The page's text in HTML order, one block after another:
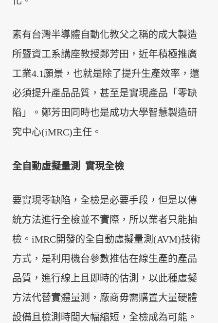
素有台灣半導體自動化教父之稱的成大製造
所暨資工系講座教授鄭芳田，近年積極推廣
工業4.1願景，也就是除了提升生產效率，還
必須提升產品品質，甚至是實現產品「零缺
陷」。鄭芳田同時也是成功大學智慧製造研
究中心(iMRC)主任。
全自動虛擬量測 實現全檢
要實現零缺陷，全檢是必要手段，但是以傳
統方法進行全檢並不實際，所以業者只能抽
檢。iMRC開發的全自動虛擬量測(AVM)技術
方式，是利用機台參數推估在線生產的產品
品質，進行線上且即時的估測，以此種虛擬
方法代替實體量測，廠商毋需購置大量硬體
設備且檢測時間大幅縮短，全檢成為可能。